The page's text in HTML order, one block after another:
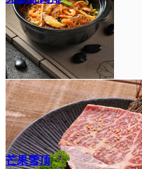
芒果雪顶